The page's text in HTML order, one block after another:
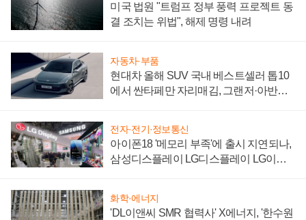
미국 법원 "트럼프 정부 풍력 프로젝트 동
결 조치는 위법", 해제 명령 내려
자동차·부품
현대차 올해 SUV 국내 베스트셀러 톱10
에서 싼타페만 자리매김, 그랜저·아반떼
전자·전기·정보통신
아이폰18 '메모리 부족'에 출시 지연되나,
삼성디스플레이 LG디스플레이 LG이노
화학·에너지
'DL이앤씨 SMR 협력사' X에너지, '한수원